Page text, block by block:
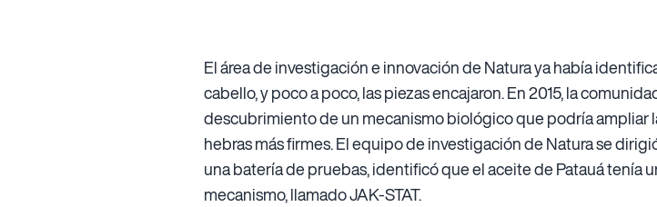
El área de investigación e innovación de Natura ya había
cabello, y poco a poco, las piezas encajaron. En 2015, la
descubrimiento de un mecanismo biológico que podría ampliar
hebras más firmes. El equipo de investigación de Natura se
una batería de pruebas, identificó que el aceite de Patauá tenía
mecanismo, llamado JAK-STAT.